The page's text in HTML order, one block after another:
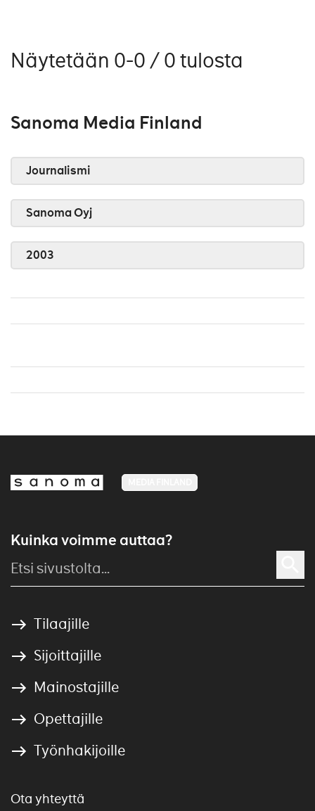
Näytetään 0-0 / 0 tulosta
Sanoma Media Finland
Journalismi
Sanoma Oyj
2003
Kuinka voimme auttaa?
Tilaajille
Sijoittajille
Mainostajille
Opettajille
Työnhakijoille
Ota yhteyttä